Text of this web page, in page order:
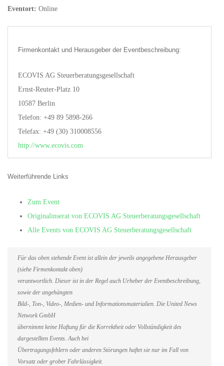
Eventort: Online
Firmenkontakt und Herausgeber der Eventbeschreibung:
ECOVIS AG Steuerberatungsgesellschaft
Ernst-Reuter-Platz 10
10587 Berlin
Telefon: +49 89 5898-266
Telefax: +49 (30) 310008556
http://www.ecovis.com
Weiterführende Links
Zum Event
Originalinserat von ECOVIS AG Steuerberatungsgesellschaft
Alle Events von ECOVIS AG Steuerberatungsgesellschaft
Für das oben stehende Event ist allein der jeweils angegebene Herausgeber
(siehe Firmenkontakt oben)
verantwortlich. Dieser ist in der Regel auch Urheber der Eventbeschreibung,
sowie der angehängten
Bild-, Ton-, Video-, Medien- und Informationsmaterialien. Die United News
Network GmbH
übernimmt keine Haftung für die Korrektheit oder Vollständigkeit des
dargestellten Events. Auch bei
Übertragungsfehlern oder anderen Störungen haftet sie nur im Fall von
Vorsatz oder grober Fahrlässigkeit.